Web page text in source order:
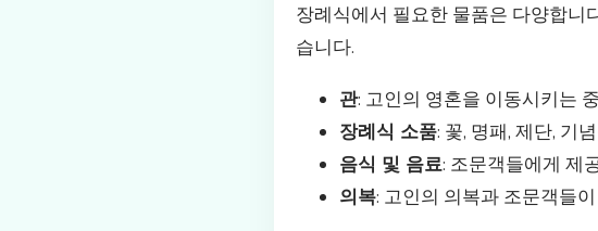
장례식에서 필요한 물품은 다양합니
습니다.
관: 고인의 영혼을 이동시키는
장례식 소품: 꽃, 명패, 제단, 기
음식 및 음료: 조문객들에게 제
의복: 고인의 의복과 조문객들